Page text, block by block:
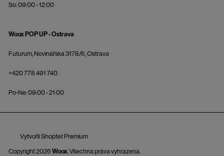
So: 09:00 - 12:00
Woox POP UP - Ostrava
Futurum, Novinářská 3178/6, Ostrava
+420 778 491 740
Po-Ne: 09:00 - 21:00
Vytvořil Shoptet Premium
Copyright 2026 Woox . Všechna práva vyhrazena.